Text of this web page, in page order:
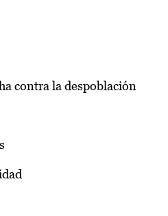
contra la despoblación